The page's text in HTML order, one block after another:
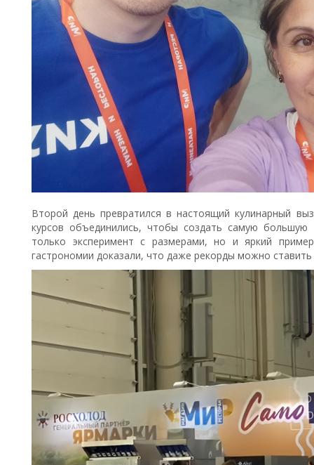
Второй день превратился в настоящий кулинарный
курсов объединились, чтобы создать самую
только эксперимент с размерами, но и яркий
гастрономии доказали, что даже рекорды можно ставить